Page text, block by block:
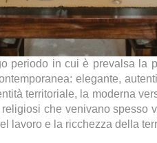
periodo in cui è prevalsa la
elegante,
territoriale, la moderna
che venivano spesso
lavoro e la ricchezza della